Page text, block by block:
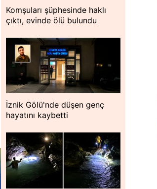
Komşuları şüphesinde haklı
çıktı, evinde ölü bulundu
İznik Gölü'nde düşen genç
hayatını kaybetti